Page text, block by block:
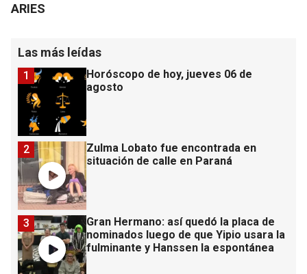
ARIES
Las más leídas
Horóscopo de hoy, jueves 06 de
agosto
1
Zulma Lobato fue encontrada en
situación de calle en Paraná
2
Gran Hermano: así quedó la placa de
nominados luego de que Yipio usara la
fulminante y Hanssen la espontánea
3